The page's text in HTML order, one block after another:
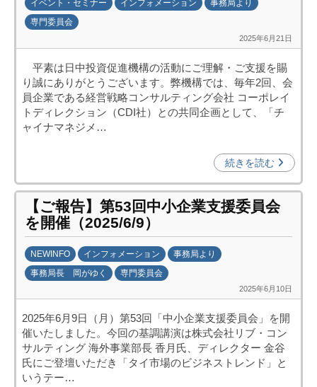
p
o
イベント・セミナー インフォメーション
事務局より
専門委員会
2025年6月21日
中
投
資
構
j
i
p
平素は日中投資促進機構の活動にご理解・ご支援を賜
り誠にありがとうございます。弊機構では、毎年2回、会
員企業である経営戦略コンサルティング会社 コーポレイ
トディレクション（CDI社）との共同企画として、「チ
ャイナマネジメ…
続きを読む
【ご報告】第53回中小企業支援委員会
を開催（2025/6/9）
NEWINFO インフォメーション
事務局より
事務局長 岡がゆく
専門委員会
2025年6月10日
日
中
投
資
2025年6月9日（月）第53回「中小企業支援委員会」を開
催いたしました。今回の基調講演は株式会社リブ・コン
サルティング 海外事業部長 香月氏、ディレクター 金谷
氏にご登壇いただき「タイ市場のビジネストレンド」と
いうテー…